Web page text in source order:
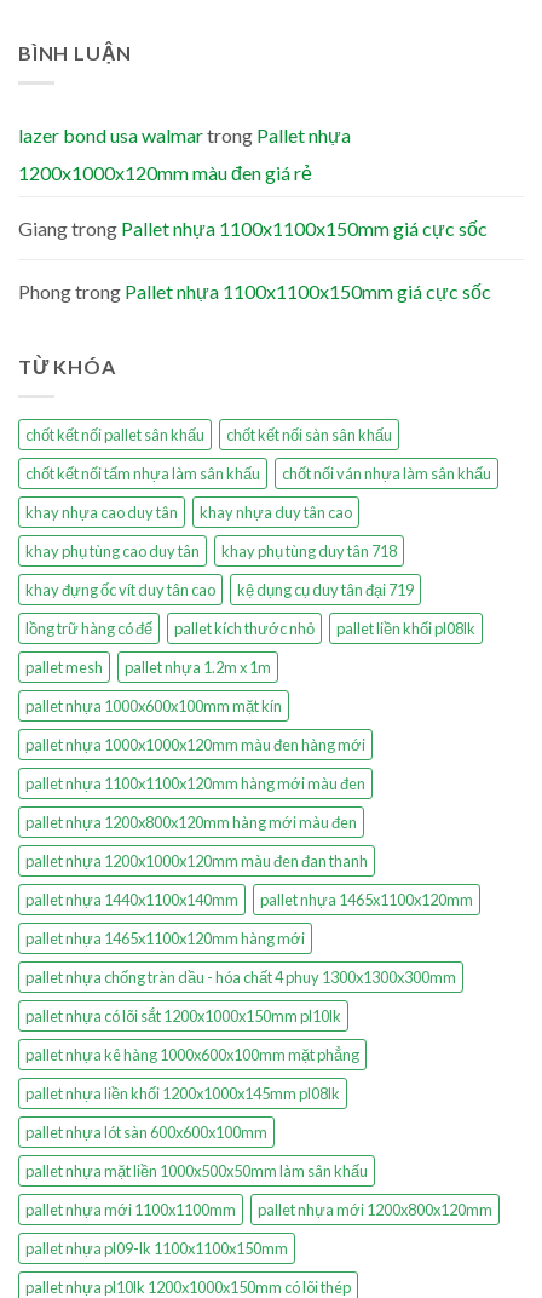
BÌNH LUẬN
lazer bond usa walmartrong Pallet nhựa
1200x1000x120mm màu đen giá rẻ
Giangtrong Pallet nhựa 1100x1100x150mm giá cực sốc
Phongtrong Pallet nhựa 1100x1100x150mm giá cực sốc
TỪ KHÓA
chốt kết nối pallet sân khấu
chốt kết nối sàn sân khấu
chốt kết nối tấm nhựa làm sân khấu
chốt nối ván nhựa làm sân khấu
khay nhựa cao duy tân
khay nhựa duy tân cao
khay phụ tùng cao duy tân
khay phụ tùng duy tân 718
khay đựng ốc vít duy tân cao
kệ dụng cụ duy tân đại 719
lồng trữ hàng có đế
pallet kích thước nhỏ
pallet liền khối pl08lk
pallet mesh
pallet nhựa 1.2m x 1m
pallet nhựa 1000x600x100mm mặt kín
pallet nhựa 1000x1000x120mm màu đen hàng mới
pallet nhựa 1100x1100x120mm hàng mới màu đen
pallet nhựa 1200x800x120mm hàng mới màu đen
pallet nhựa 1200x1000x120mm màu đen đan thanh
pallet nhựa 1440x1100x140mm
pallet nhựa 1465x1100x120mm
pallet nhựa 1465x1100x120mm hàng mới
pallet nhựa chống tràn dầu - hóa chất 4 phuy 1300x1300x300mm
pallet nhựa có lõi sắt 1200x1000x150mm pl10lk
pallet nhựa kê hàng 1000x600x100mm mặt phẳng
pallet nhựa liền khối 1200x1000x145mm pl08lk
pallet nhựa lót sàn 600x600x100mm
pallet nhựa mặt liền 1000x500x50mm làm sân khấu
pallet nhựa mới 1100x1100mm
pallet nhựa mới 1200x800x120mm
pallet nhựa pl09-lk 1100x1100x150mm
pallet nhựa pl10lk 1200x1000x150mm có lõi thép